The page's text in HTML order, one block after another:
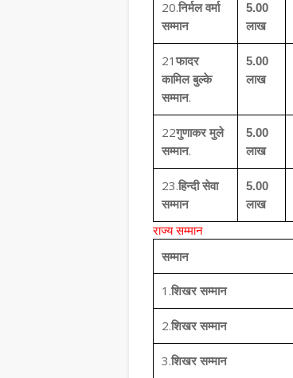
20.निर्मल वर्मा
सम्मान
5.00
लाख
21 फादर
कामिल बुल्के
सम्मान.
5.00
लाख
22गुणाकर मुले
सम्मान.
5.00
लाख
23.हिन्दी सेवा
सम्मान
5.00
लाख
राज्य सम्मान
सम्मान
1.शिखर सम्मान
2.शिखर सम्मान
3.शिखर सम्मान